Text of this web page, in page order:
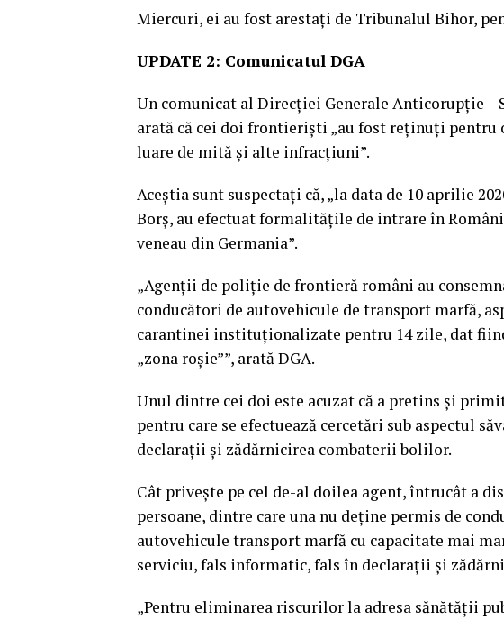
Miercuri, ei au fost arestați de Tribunalul Bihor,
UPDATE 2: Comunicatul DGA
Un comunicat al Direcţiei Generale Anticorupţie
arată că cei doi frontieriști „au fost reţinuţi
luare de mită şi alte infracţiuni”.
Aceștia sunt suspectați că, „la data de 10 aprilie
Borş, au efectuat formalităţile de intrare în
veneau din Germania”.
„Agenţii de poliţie de frontieră români au
conducători de autovehicule de transport marfă,
carantinei instituţionalizate pentru 14 zile, dat
„zona roşie””, arată DGA.
Unul dintre cei doi este acuzat că a pretins şi
pentru care se efectuează cercetări sub aspectul
declaraţii şi zădărnicirea combaterii bolilor.
Cât priveşte pe cel de-al doilea agent, întrucât a
persoane, dintre care una nu deţine permis de
autovehicule transport marfă cu capacitate mai
serviciu, fals informatic, fals în declaraţii şi
„Pentru eliminarea riscurilor la adresa sănătăţii